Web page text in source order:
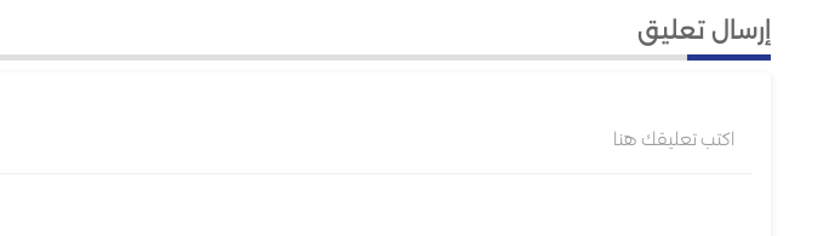
إرسال تعليق
اكتب تعليقك هنا